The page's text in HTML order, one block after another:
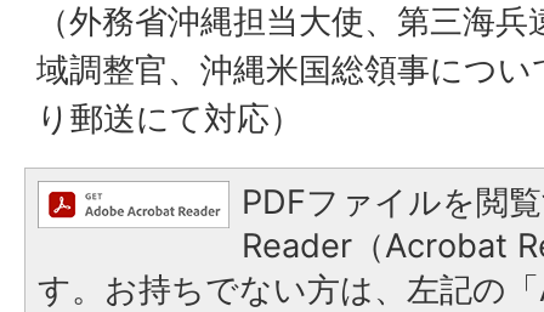
（外務省沖縄担当大使、第三海
域調整官、沖縄米国総領事につ
り郵送にて対応）
PDFファイルを閲
Reader（Acrobat
す。お持ちでない方は、左記の